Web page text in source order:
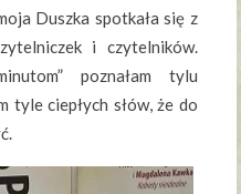
Duszka spotkała się z
i czytelników.
poznałam tylu
tyle ciepłych słów, że do